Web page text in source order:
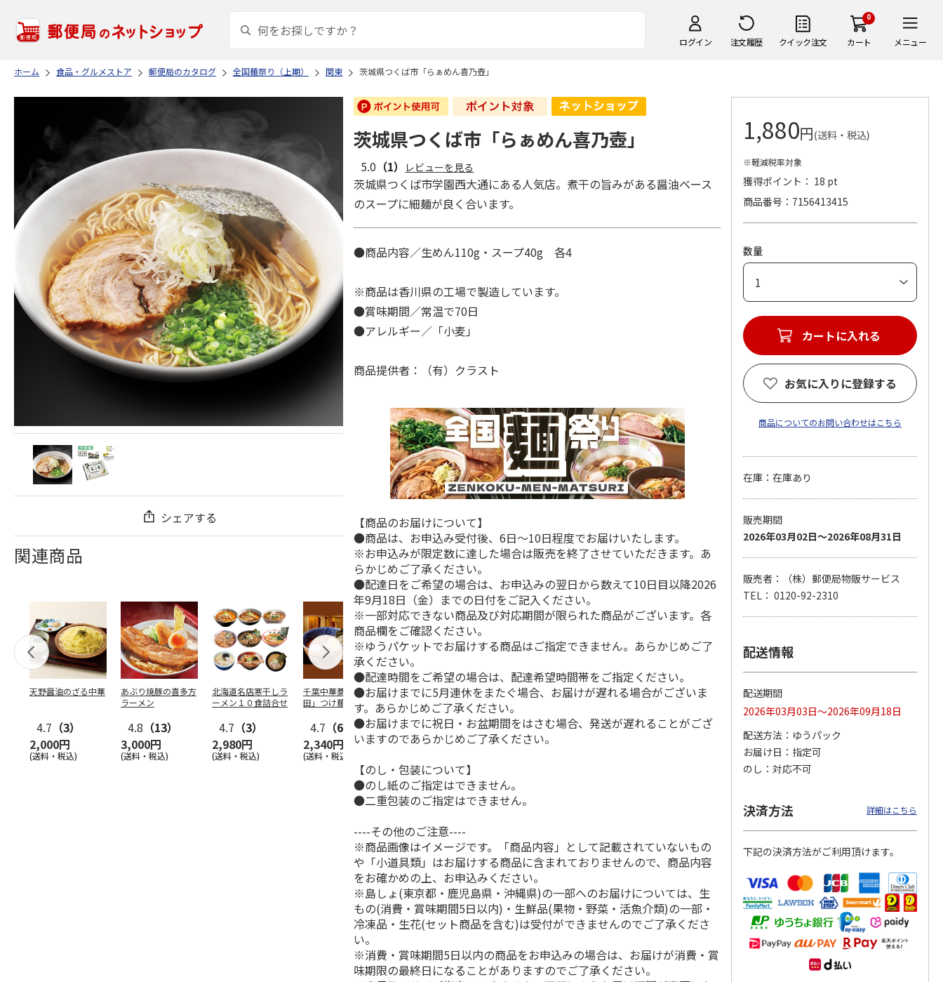
ログイン 注文履歴 クイック注文
0
カート メニュー
ホーム 食品・グルメストア 郵便局のカタログ 全国麺祭り（上期） 関東 茨城県つくば市「らぁめん喜乃壺」
シェアする
関連商品
天野醤油のざる中華
4.7 （3）
2,000円
(送料・税込)
あぶり焼豚の喜多方
ラーメン
4.8 （13）
3,000円
(送料・税込)
北海道名店寒干しラ
ーメン１０食詰合せ
4.7 （3）
2,980円
(送料・税込)
千葉中華蕎麦「とみ
田」つけ麺４食
4.7 （6）
2,340円
(送料・税込)
＜ご自宅用＞喜多方
ラーメン味三昧温冷
セット １０食
5.0（1）
2,450円
山形発祥 栄屋本店
元祖冷しらーめん
４食
5.0（1）
1,440円
北海道名店の味ラー
5.0（2）
＜お中元＞喜多方ラ
4.0（2）
札幌西山ラーメン
4.7
（3）
1,950円
(送料・税込)
食
茨城県つくば市「らぁめん喜乃壺」
5.0 （1） レビューを見る
茨城県つくば市学園西大通にある人気店。煮干の旨みがある醤油ベース
のスープに細麺が良く合います。
●商品内容／生めん110g・スープ40g 各4
※商品は香川県の工場で製造しています。
●賞味期間／常温で70日
●アレルギー／「小麦」
商品提供者：（有）クラスト
【商品のお届けについて】
●商品は、お申込み受付後、6日～10日程度でお届けいたします。
※お申込みが限定数に達した場合は販売を終了させていただきます。あ
らかじめご了承ください。
●配達日をご希望の場合は、お申込みの翌日から数えて10日目以降2026
年9月18日（金）までの日付をご記入ください。
※一部対応できない商品及び対応期間が限られた商品がございます。各
商品欄をご確認ください。
※ゆうパケットでお届けする商品はご指定できません。あらかじめご了
承ください。
●配達時間をご希望の場合は、配達希望時間帯をご指定ください。
●お届けまでに5月連休をまたぐ場合、お届けが遅れる場合がございま
す。あらかじめご了承ください。
●お届けまでに祝日・お盆期間をはさむ場合、発送が遅れることがござ
いますのであらかじめご了承ください。
【のし・包装について】
●のし紙のご指定はできません。
●二重包装のご指定はできません。
----その他のご注意----
※商品画像はイメージです。「商品内容」として記載されていないもの
や「小道具類」はお届けする商品に含まれておりませんので、商品内容
をお確かめの上、お申込みください。
※島しょ(東京都・鹿児島県・沖縄県)の一部へのお届けについては、生
もの(消費・賞味期間5日以内)・生鮮品(果物・野菜・活魚介類)の一部・
冷凍品・生花(セット商品を含む)は受付ができませんのでご了承くださ
い。
※消費・賞味期間5日以内の商品をお申込みの場合は、お届けが消費・賞
味期限の最終日になることがありますのでご了承ください。
1,880円(送料・税込)
※軽減税率対象
獲得ポイント： 18 pt
商品番号
7156413415
数量
カートに入れる
お気に入りに登録する
商品についてのお問い合わせはこちら
在庫：在庫あり
販売期間
2026年03月02日～2026年08月31日
販売者：（株）郵便局物販サービス
TEL： 0120-92-2310
配送情報
配送期間
2026年03月03日～2026年09月18日
配送方法
ゆうパック
お届け日
指定可
のし
対応不可
決済方法 詳細はこちら
下記の決済方法がご利用頂けます。